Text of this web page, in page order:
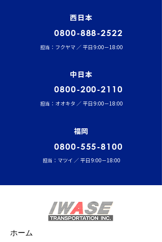
西日本
0800-888-2522
担当：フクヤマ ／ 平日 9:00－18:00
中日本
0800-200-2110
担当：オオキタ ／ 平日 9:00－18:00
福岡
0800-555-8100
担当：マツイ ／ 平日 9:00－18:00
ホーム